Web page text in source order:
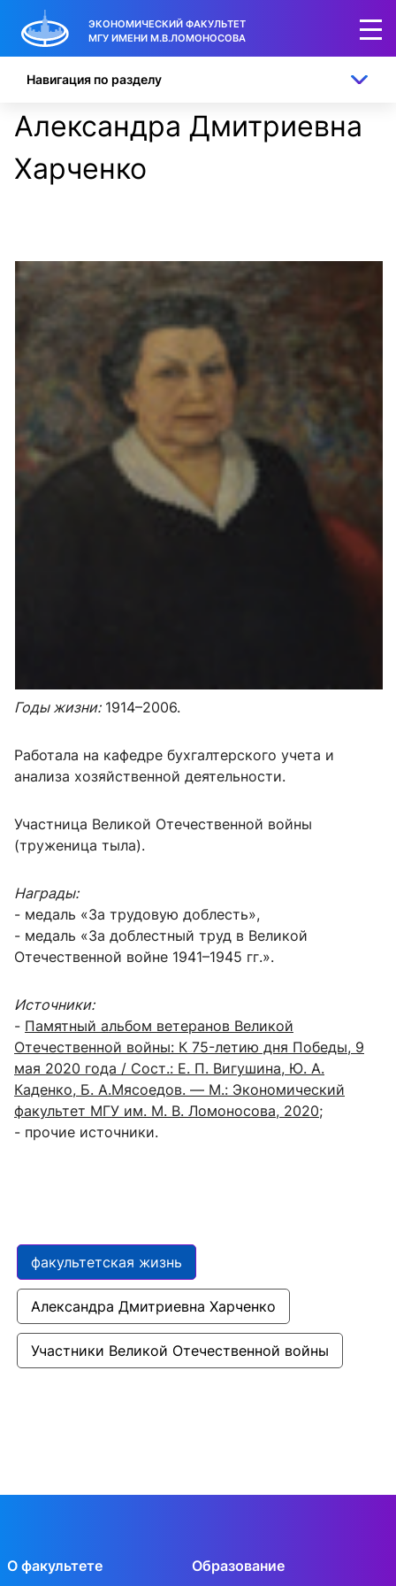
ЭКОНОМИЧЕСКИЙ ФАКУЛЬТЕТ
МГУ ИМЕНИ М.В.ЛОМОНОСОВА
Александра Дмитриевна
Харченко
Навигация по разделу
Годы жизни:1914–2006.
Работала на кафедре бухгалтерского учета и
анализа хозяйственной деятельности.
Участница Великой Отечественной войны
(труженица тыла).
Награды:
- медаль «За трудовую доблесть»,
- медаль «За доблестный труд в Великой
Отечественной войне 1941–1945 гг.».
Источники:
- Памятный альбом ветеранов Великой
Отечественной войны: К 75-летию дня Победы, 9
мая 2020 года / Сост.: Е. П. Вигушина, Ю. А.
Каденко, Б. А.Мясоедов. — М.: Экономический
факультет МГУ им. М. В. Ломоносова, 2020;
- прочие источники.
факультетская жизнь
Александра Дмитриевна Харченко
Участники Великой Отечественной войны
О факультете Образование